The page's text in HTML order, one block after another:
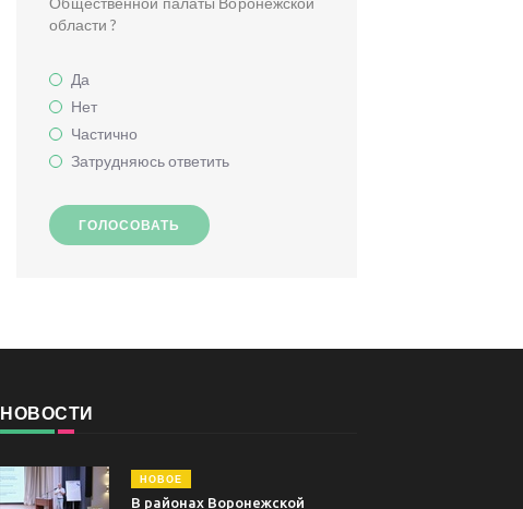
Общественной палаты Воронежской
области ?
Да
Нет
Частично
Затрудняюсь ответить
ГОЛОСОВАТЬ
НОВОСТИ
НОВОЕ